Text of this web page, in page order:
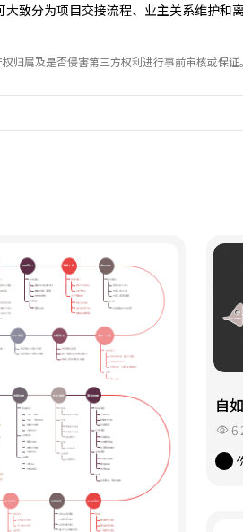
致分为项目交接流程、业主关系维护和
归属及是否侵害第三方权利进行事前审核或保
自